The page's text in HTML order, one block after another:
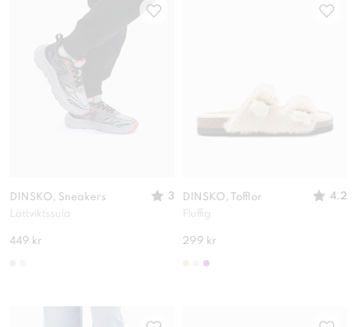
DINSKO, Sneakers
3
Lättviktssula
449 kr
DINSKO, Tofflor
4.2
Fluffig
299 kr